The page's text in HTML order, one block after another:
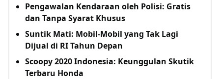
Pengawalan Kendaraan oleh Polisi: Gratis
dan Tanpa Syarat Khusus
Suntik Mati: Mobil-Mobil yang Tak Lagi
Dijual di RI Tahun Depan
Scoopy 2020 Indonesia: Keunggulan Skutik
Terbaru Honda